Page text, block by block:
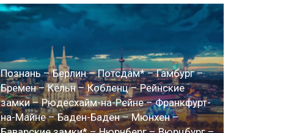
Познань – Берлин – Потсдам* – Гамбург –
Бремен – Кёльн – Кобленц – Рейнские
замки – Рюдесхайм-на-Рейне – Франкфурт-
на-Майне – Баден-Баден – Мюнхен –